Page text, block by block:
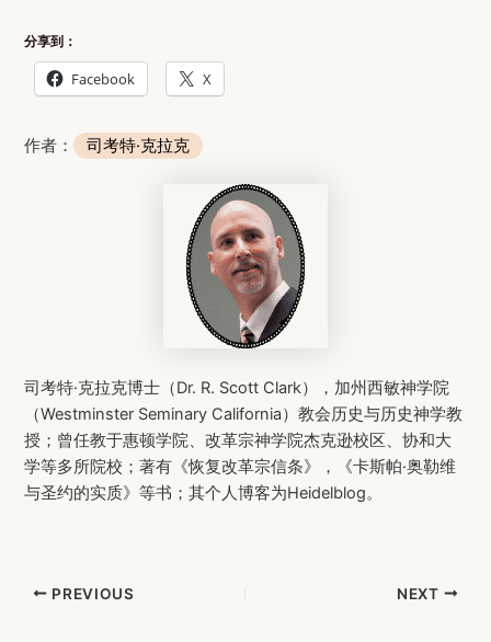
分享到：
Facebook X
作者： 司考特·克拉克
司考特·克拉克博士（Dr. R. Scott Clark），加州西敏神学院
（Westminster Seminary California）教会历史与历史神学教
授；曾任教于惠顿学院、改革宗神学院杰克逊校区、协和大
学等多所院校；著有《恢复改革宗信条》，《卡斯帕·奥勒维
与圣约的实质》等书；其个人博客为Heidelblog。
Post
PREVIOUS NEXT